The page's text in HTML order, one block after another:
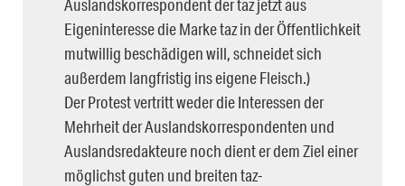
Auslandskorrespondent der taz jetzt aus
Eigeninteresse die Marke taz in der Öffentlichkeit
mutwillig beschädigen will, schneidet sich
außerdem langfristig ins eigene Fleisch.)
Der Protest vertritt weder die Interessen der
Mehrheit der Auslandskorrespondenten und
Auslandsredakteure noch dient er dem Ziel einer
möglichst guten und breiten taz-